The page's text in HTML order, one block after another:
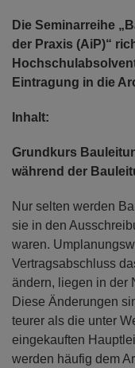
Die Seminarreihe
der Praxis (AiP)“
Eintragung in die
Inhalt:
Grundkurs
während der
Nur selten werden
sie in den
waren.
Vertragsabschluss
ändern, liegen in der
Diese Änderungen
teurer als die unter
eingekauften
werden häufig dem